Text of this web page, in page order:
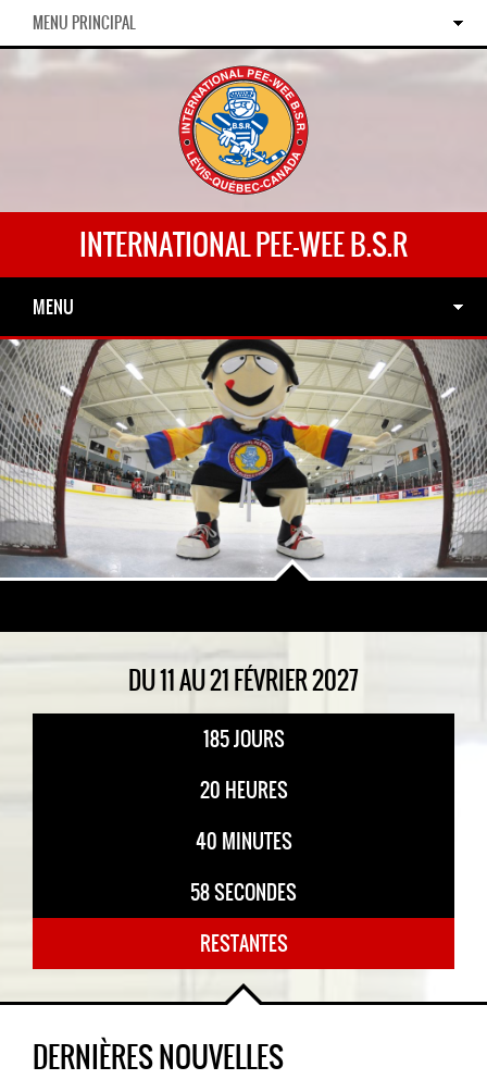
MENU PRINCIPAL
INTERNATIONAL PEE-WEE B.S.R
MENU
DU 11 AU 21 FÉVRIER 2027
185 JOURS
20 HEURES
40 MINUTES
57 SECONDES
RESTANTES
DERNIÈRES NOUVELLES